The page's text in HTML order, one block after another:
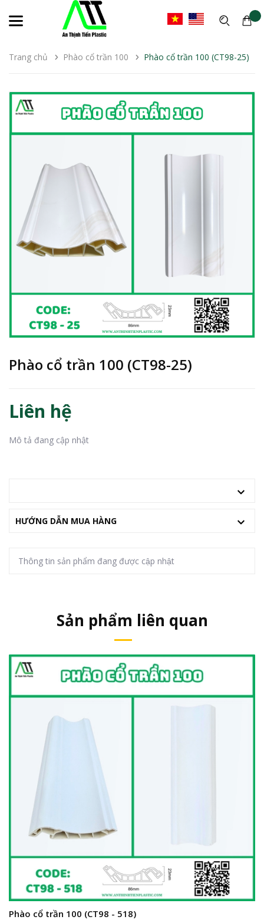
Trang chủ Phào cổ trần 100 Phào cổ trần 100 (CT98-25)
Phào cổ trần 100 (CT98-25)
Liên hệ
Mô tả đang cập nhật
HƯỚNG DẪN MUA HÀNG
Thông tin sản phẩm đang được cập nhật
Sản phẩm liên quan
Phào cổ trần 100 (CT98 - 518)